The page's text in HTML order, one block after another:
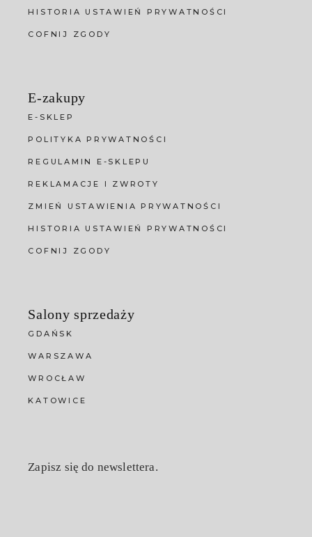
HISTORIA USTAWIEŃ PRYWATNOŚCI
COFNIJ ZGODY
E-zakupy
E-SKLEP
POLITYKA PRYWATNOŚCI
REGULAMIN E-SKLEPU
REKLAMACJE I ZWROTY
ZMIEŃ USTAWIENIA PRYWATNOŚCI
HISTORIA USTAWIEŃ PRYWATNOŚCI
COFNIJ ZGODY
Salony sprzedaży
GDAŃSK
WARSZAWA
WROCŁAW
KATOWICE
Zapisz się do newslettera.